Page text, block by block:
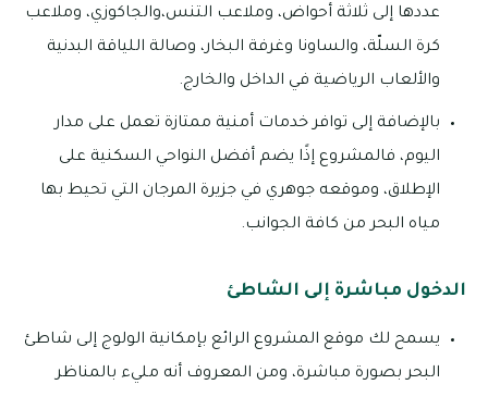
عددها إلى ثلاثة أحواض، وملاعب التنس،والجاكوزي، وملاعب
كرة السلّة، والساونا وغرفة البخار، وصالة اللياقة البدنية
والألعاب الرياضية في الداخل والخارج.
بالإضافة إلى توافر خدمات أمنية ممتازة تعمل على مدار
اليوم، فالمشروع إذًا يضم أفضل النواحي السكنية على
الإطلاق، وموقعه جوهري في جزيرة المرجان التي تحيط بها
مياه البحر من كافة الجوانب.
الدخول مباشرة إلى الشاطئ
يسمح لك موقع المشروع الرائع بإمكانية الولوج إلى شاطئ
البحر بصورة مباشرة، ومن المعروف أنه مليء بالمناظر